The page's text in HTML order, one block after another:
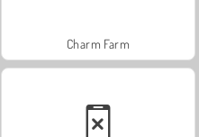
Charm Farm